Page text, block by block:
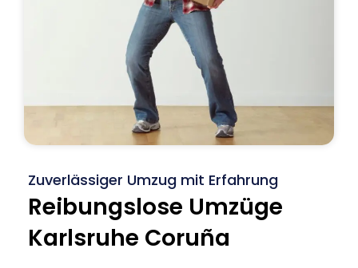
Zuverlässiger Umzug mit Erfahrung
Reibungslose Umzüge
Karlsruhe Coruña